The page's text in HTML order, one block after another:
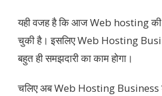
यही वजह है कि आज Web hosting
चुकी है। इसलिए Web Hosting
बहुत ही समझदारी का काम होगा।
चलिए अब Web Hosting